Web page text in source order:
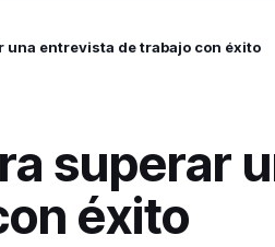
una entrevista de trabajo con éxito
superar
éxito